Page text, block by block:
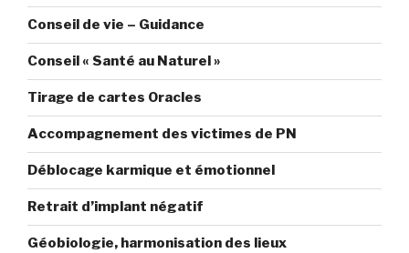
Conseil de vie – Guidance
Conseil « Santé au Naturel »
Tirage de cartes Oracles
Accompagnement des victimes de PN
Déblocage karmique et émotionnel
Retrait d’implant négatif
Géobiologie, harmonisation des lieux